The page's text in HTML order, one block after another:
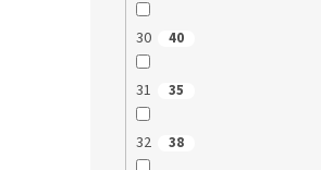
30 40
31 35
32 38